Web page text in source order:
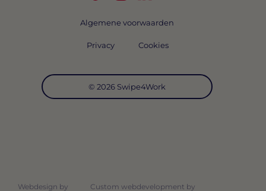
© 2026 Swipe4Work
Algemene voorwaarden
Privacy Cookies
Webdesign by Custom webdevelopment by